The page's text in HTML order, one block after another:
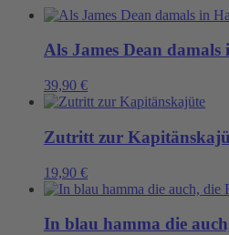
Als James Dean
39,90 €
Zutritt zur
19,90 €
In blau hamma die